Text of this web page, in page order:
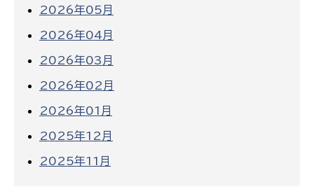
2026年05月
2026年04月
2026年03月
2026年02月
2026年01月
2025年12月
2025年11月